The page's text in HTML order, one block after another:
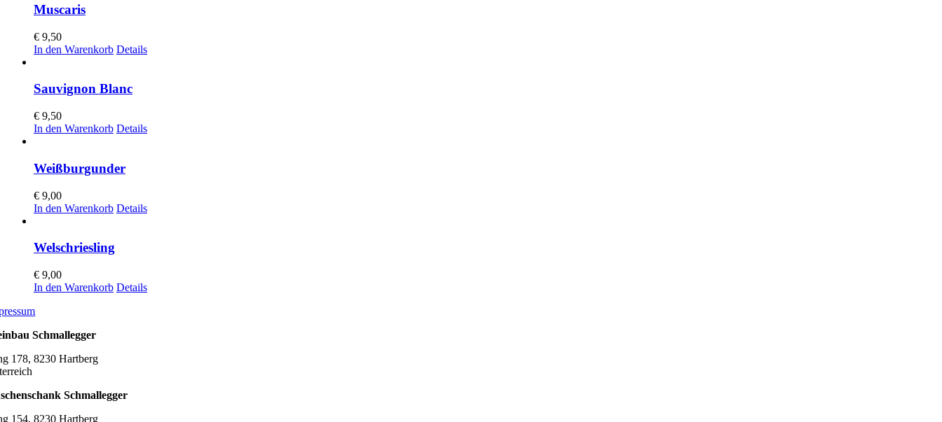
Muscaris
€ 9,50
In den Warenkorb Details
Sauvignon Blanc
€ 9,50
In den Warenkorb Details
Weißburgunder
€ 9,00
In den Warenkorb Details
Welschriesling
€ 9,00
In den Warenkorb Details
Schmallegger
178, 8230 Hartberg
Schmallegger
154, 8230 Hartberg